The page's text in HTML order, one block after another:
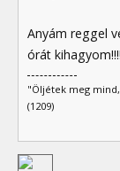
Anyám reggel
órát kihagyom!!!!
"Öljétek meg
(1209)